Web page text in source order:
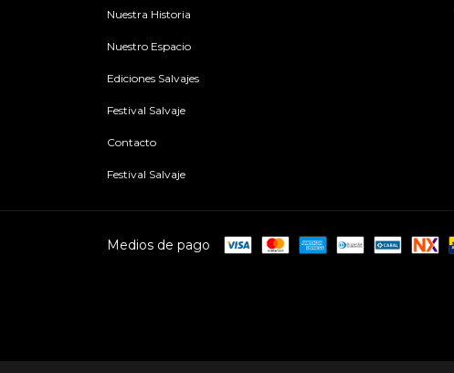
Nuestra Historia
Nuestro Espacio
Ediciones Salvajes
Festival Salvaje
Contacto
Festival Salvaje
Medios de pago